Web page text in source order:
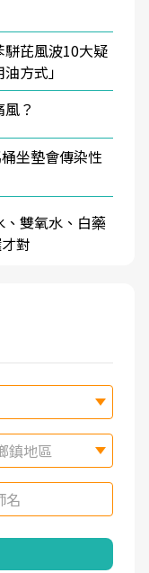
芘風波10大疑
方式」
？
坐墊會傳染性
雙氧水、白藥
對
鎮地區